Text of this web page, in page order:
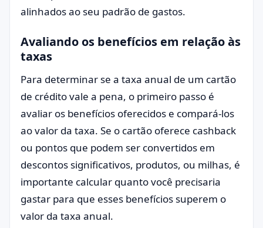
alinhados ao seu padrão de gastos.
Avaliando os benefícios em relação às
taxas
Para determinar se a taxa anual de um cartão
de crédito vale a pena, o primeiro passo é
avaliar os benefícios oferecidos e compará-los
ao valor da taxa. Se o cartão oferece cashback
ou pontos que podem ser convertidos em
descontos significativos, produtos, ou milhas, é
importante calcular quanto você precisaria
gastar para que esses benefícios superem o
valor da taxa anual.